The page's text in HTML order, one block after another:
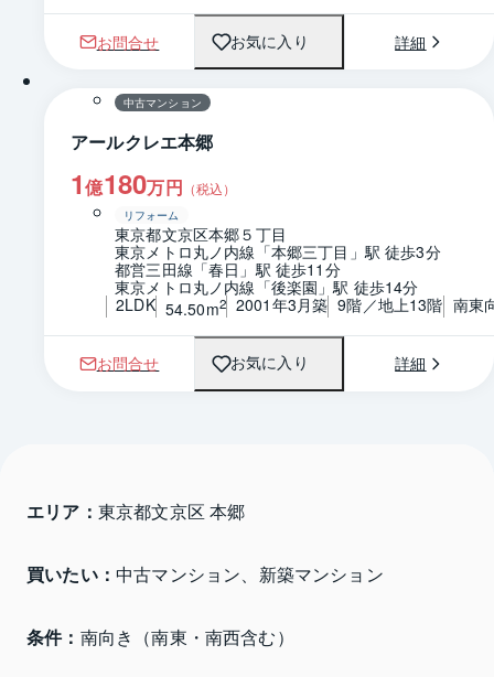
お問合せ お気に入り 詳細
1 / 0 間取り
中古マンション
アールクレエ本郷
1億180万円 （税込）
リフォーム
東京都文京区本郷５丁目
東京メトロ丸ノ内線「本郷三丁目」駅 徒歩3分
都営三田線「春日」駅 徒歩11分
東京メトロ丸ノ内線「後楽園」駅 徒歩14分
2LDK 54.50m2 2001年3月築 9階／地上13階 南東
お問合せ お気に入り 詳細
エリア： 東京都文京区 本郷
買いたい： 中古マンション、新築マンション
条件： 南向き（南東・南西含む）